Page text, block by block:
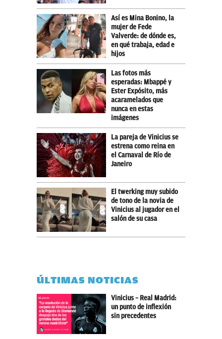
Así es Mina Bonino, la
mujer de Fede
Valverde: de dónde es,
en qué trabaja, edad e
hijos
Las fotos más
esperadas: Mbappé y
Ester Expósito, más
acaramelados que
nunca en estas
imágenes
La pareja de Vinicius se
estrena como reina en
el Carnaval de Río de
Janeiro
El twerking muy subido
de tono de la novia de
Vinicius al jugador en el
salón de su casa
ÚLTIMAS NOTICIAS
Vinicius – Real Madrid:
un punto de inflexión
sin precedentes